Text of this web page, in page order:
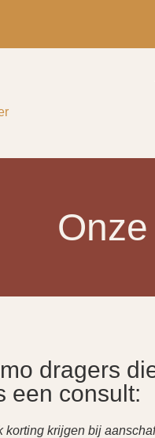
dragers
een consult:
korting krijgen bij aanschaf